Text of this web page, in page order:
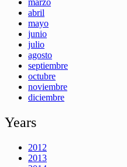
abril
mayo
junio
julio
agosto
septiembre
octubre
noviembre
diciembre
Years
2012
2013